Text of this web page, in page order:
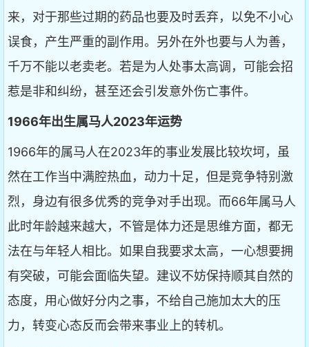
来，对于那些过期的药品也要及时丢弃，以免不小心
误食，产生严重的副作用。另外在外也要与人为善，
千万不能以老卖老。若是为人处事太高调，可能会招
惹是非和纠纷，甚至还会引发意外伤亡事件。
1966年出生属马人2023年运势
1966年的属马人在2023年的事业发展比较坎坷，虽
然在工作当中满腔热血，动力十足，但是竞争特别激
烈，身边有很多优秀的竞争对手出现。而66年属马人
此时年龄越来越大，不管是体力还是思维方面，都无
法在与年轻人相比。如果自我要求太高，一心想要拥
有突破，可能会面临失望。建议不妨保持顺其自然的
态度，用心做好分内之事，不给自己施加太大的压
力，转变心态反而会带来事业上的转机。